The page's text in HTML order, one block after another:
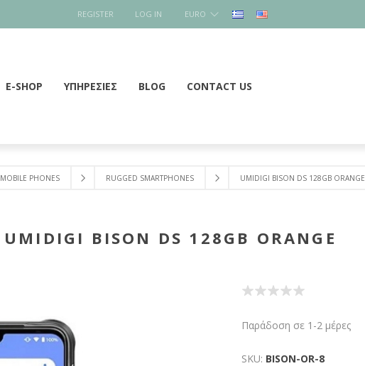
REGISTER LOG IN EURO
E-SHOP ΥΠΗΡΕΣΙΕΣ BLOG CONTACT US
MOBILE PHONES RUGGED SMARTPHONES UMIDIGI BISON DS 128GB ORANGE
UMIDIGI BISON DS 128GB ORANGE
Παράδοση σε 1-2 μέρες
SKU: BISON-OR-8